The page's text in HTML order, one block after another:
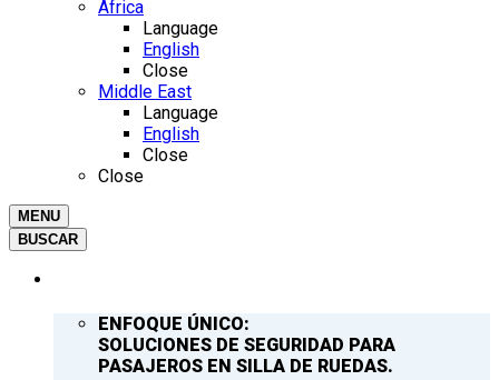
Africa
Language
English
Close
Middle East
Language
English
Close
Close
MENU
BUSCAR
ENFOQUE ÚNICO:
SOLUCIONES DE SEGURIDAD PARA
PASAJEROS EN SILLA DE RUEDAS.